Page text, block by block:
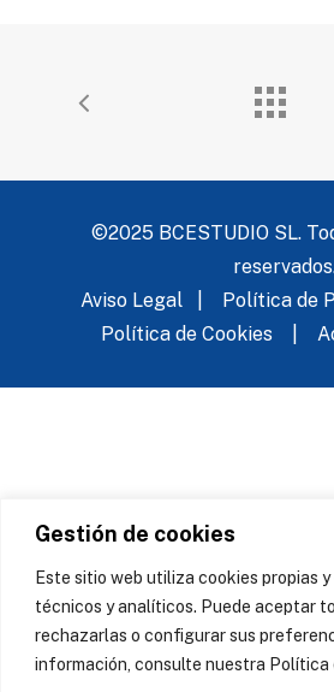
Gestión de cookies
Este sitio web utiliza cookies propias
técnicos y analíticos. Puede aceptar
rechazarlas o configurar sus
información, consulte nuestra Política
©2025 BCESTUDIO SL.
Aviso Legal
Política de
Política de Cookies